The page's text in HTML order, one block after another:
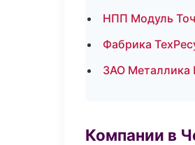
НПП Модуль
Фабрика
ЗАО Металлика
Компании в